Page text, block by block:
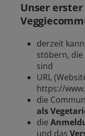
Unser
derzeit
stöbern,
sind
URL
https://
die
als
die
und das